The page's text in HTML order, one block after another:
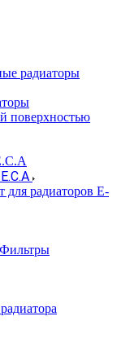
радиаторы
поверхностью
для радиаторов E-